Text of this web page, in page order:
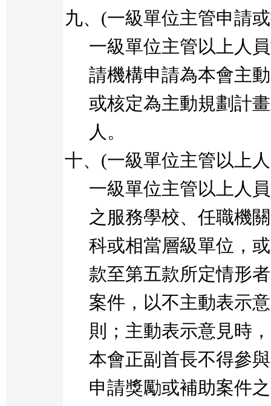
九、 (一級單位主管申請
一級單位主管以上人
請機構申請為本會主
或核定為主動規劃計
人。
十、 (一級單位主管以上
一級單位主管以上人
之服務學校、任職機
科或相當層級單位，
款至第五款所定情形
案件，以不主動表示
則；主動表示意見時
本會正副首長不得參
申請獎勵或補助案件